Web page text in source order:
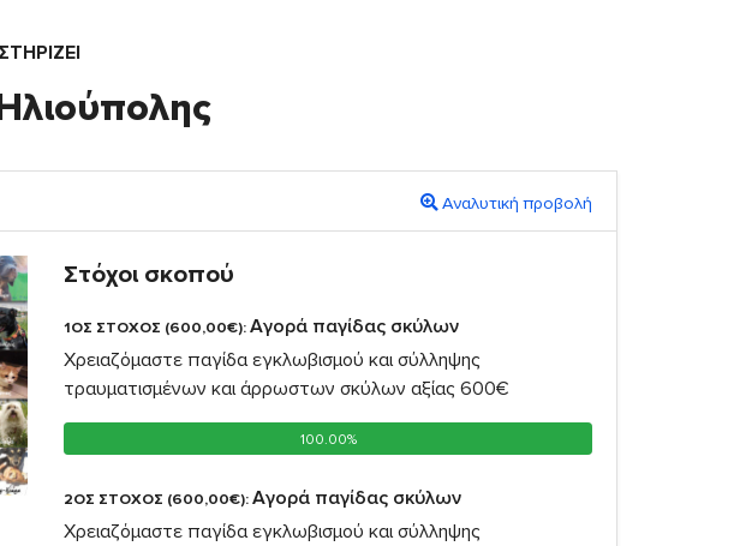
Αναλυτική προβολή
Στόχοι σκοπού
1ΟΣ ΣΤΟΧΟΣ (600,00€):Αγορά παγίδας σκύλων
Χρειαζόμαστε παγίδα εγκλωβισμού και σύλληψης
τραυματισμένων και άρρωστων σκύλων αξίας 600€
100.00%
100.00%
2ΟΣ ΣΤΟΧΟΣ (600,00€):Αγορά παγίδας σκύλων
Χρειαζόμαστε παγίδα εγκλωβισμού και σύλληψης